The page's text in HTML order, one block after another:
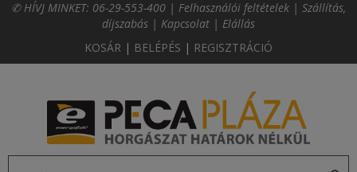
✆ HÍVJ MINKET: 06-29-553-400 | Felhasználói feltételek | Szállítás,
díjszabás | Kapcsolat | Elállás
KOSÁR | BELÉPÉS | REGISZTRÁCIÓ